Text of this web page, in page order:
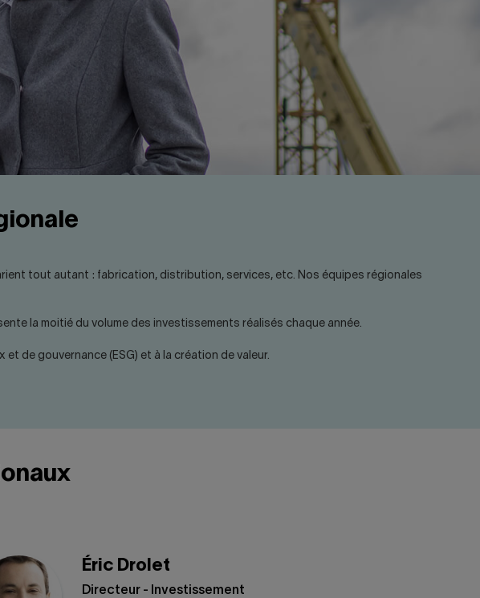
tout autant : fabrication, distribution, services, etc. Nos équipes régionales
la moitié du volume des investissements réalisés chaque année.
de gouvernance (ESG) et à la création de valeur.
Éric Drolet
Directeur - Investissement